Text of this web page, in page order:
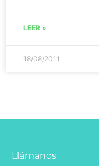
LEER »
18/08/2011
Llámanos